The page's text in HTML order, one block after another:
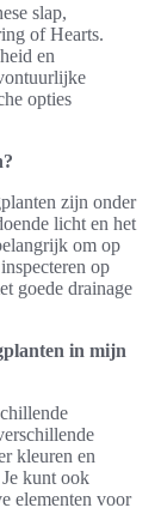
slap,
of Hearts.
en
opties
zijn onder
licht en het
om op
op
goede drainage
in mijn
kleuren en
kunt ook
elementen voor